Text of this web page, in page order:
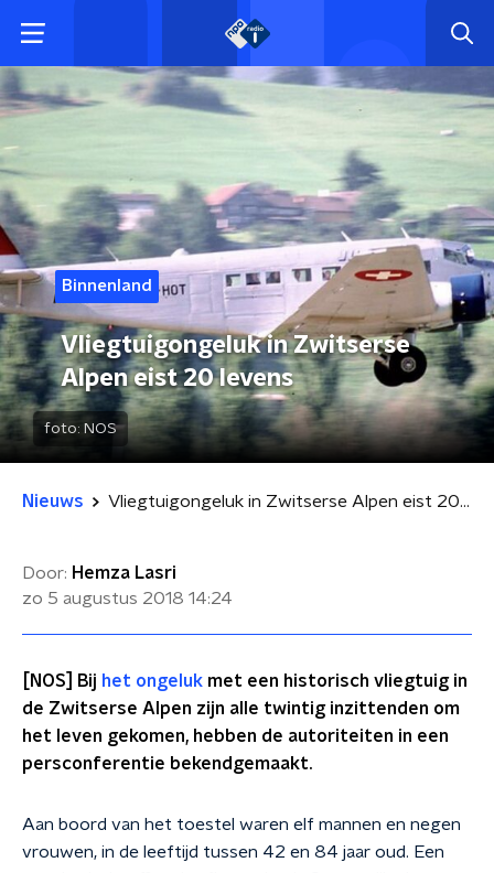
Binnenland
Vliegtuigongeluk in Zwitserse
Alpen eist 20 levens
foto: NOS
Nieuws Vliegtuigongeluk in Zwitserse Alpen eist 20 levens
Door: Hemza Lasri
zo 5 augustus 2018 14:24
[NOS] Bij het ongeluk met een historisch vliegtuig in
de Zwitserse Alpen zijn alle twintig inzittenden om
het leven gekomen, hebben de autoriteiten in een
persconferentie bekendgemaakt.
Aan boord van het toestel waren elf mannen en negen
vrouwen, in de leeftijd tussen 42 en 84 jaar oud. Een